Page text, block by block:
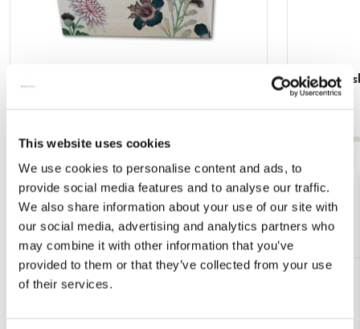
This website uses cookies
We use cookies to personalise content and ads, to
provide social media features and to analyse our traffic.
We also share information about your use of our site with
our social media, advertising and analytics partners who
may combine it with other information that you’ve
provided to them or that they’ve collected from your use
of their services.
€ 9,99
Bekijk alles van Kasteel Heeswijk
Andere klanten bekeken ook